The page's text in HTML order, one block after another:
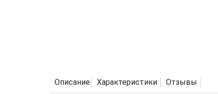
Описание Характеристики Отзывы